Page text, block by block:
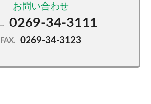
0269-34-3111
FAX. 0269-34-3123